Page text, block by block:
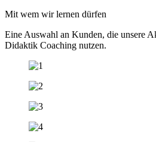
Mit wem wir lernen dürfen
Eine Auswahl an Kunden, die unsere
Didaktik Coaching nutzen.